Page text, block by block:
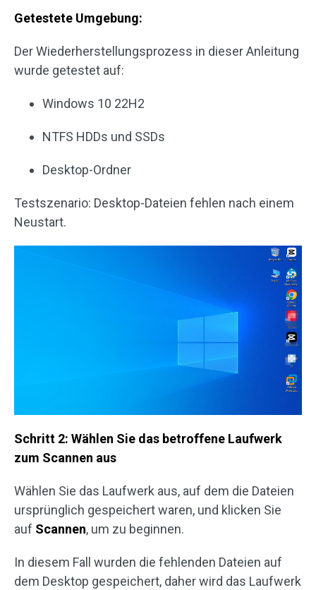
Getestete Umgebung:
Der Wiederherstellungsprozess in dieser Anleitung
wurde getestet auf:
Windows 10 22H2
NTFS HDDs und SSDs
Desktop-Ordner
Testszenario: Desktop-Dateien fehlen nach einem
Neustart.
Schritt 2: Wählen Sie das betroffene Laufwerk
zum Scannen aus
Wählen Sie das Laufwerk aus, auf dem die Dateien
ursprünglich gespeichert waren, und klicken Sie
auf Scannen, um zu beginnen.
In diesem Fall wurden die fehlenden Dateien auf
dem Desktop gespeichert, daher wird das Laufwerk